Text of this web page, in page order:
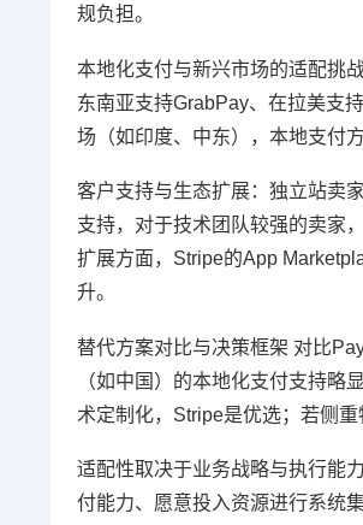
规负担。
本地化支付与新兴市场的适配挑
东南亚支持GrabPay、在拉美支
场（如印度、中东），本地支付
客户支持与生态扩展：独立站卖
支持，对于技术团队较强的卖家
扩展方面，Stripe的App
升。
替代方案对比与决策框架 对比
（如中国）的本地化支付支持略
术定制化，Stripe是优选；若侧
适配性取决于业务战略与执行能
付能力、愿意投入资源进行系统